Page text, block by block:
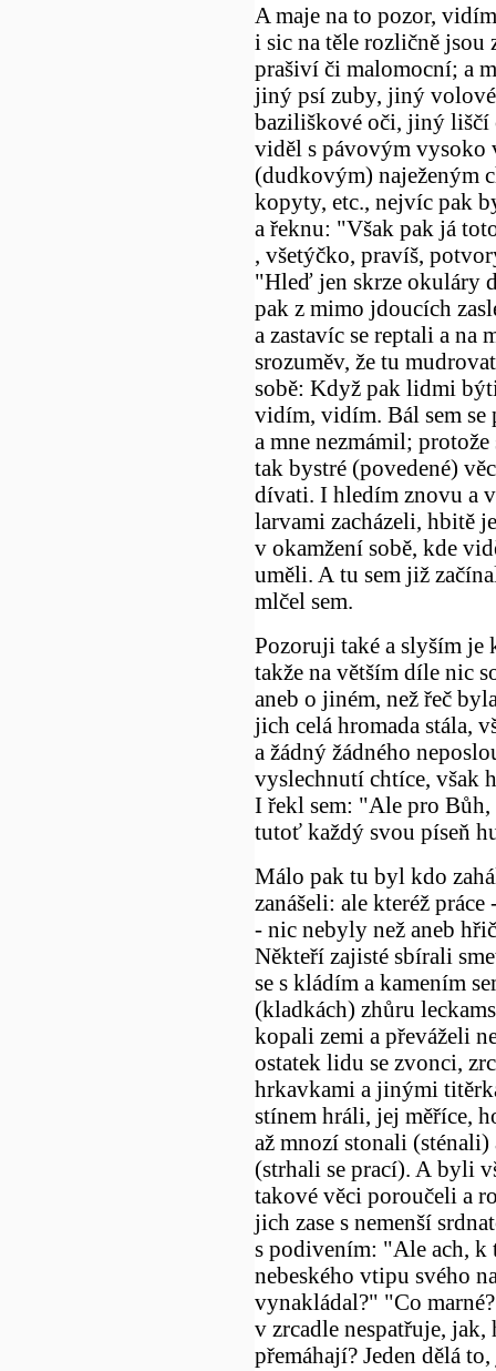
A maje na to pozor,
i sic na těle rozličně
prašiví či malomocní; a
jiný psí zuby, jiný
baziliškové oči, jiný liščí
viděl s pávovým vysoko
(dudkovým) naježeným
kopyty, etc., nejvíc pak
a řeknu: "Však pak já
, všetýčko, pravíš,
"Hleď jen skrze okuláry
pak z mimo jdoucích
a zastavíc se reptali a na
srozuměv, že tu
sobě: Když pak lidmi
vidím, vidím. Bál sem
a mne nezmámil;
tak bystré (povedené)
dívati. I hledím znovu a
larvami zacházeli, hbitě
v okamžení sobě, kde
uměli. A tu sem již
mlčel sem.
Pozoruji také a slyším
takže na větším díle nic
aneb o jiném, než řeč
jich celá hromada stála,
a žádný žádného
vyslechnutí chtíce, však
I řekl sem: "Ale pro Bůh,
tutoť každý svou píseň
Málo pak tu byl kdo
zanášeli: ale kteréž
- nic nebyly než aneb
Někteří zajisté sbírali
se s kládím a kamením
(kladkách) zhůru
kopali zemi a převáželi
ostatek lidu se zvonci,
hrkavkami a jinými
stínem hráli, jej měříce,
až mnozí stonali
(strhali se prací). A byli
takové věci poroučeli a
jich zase s nemenší
s podivením: "Ale ach, k
nebeského vtipu svého
vynakládal?" "Co
v zrcadle nespatřuje,
přemáhají? Jeden dělá